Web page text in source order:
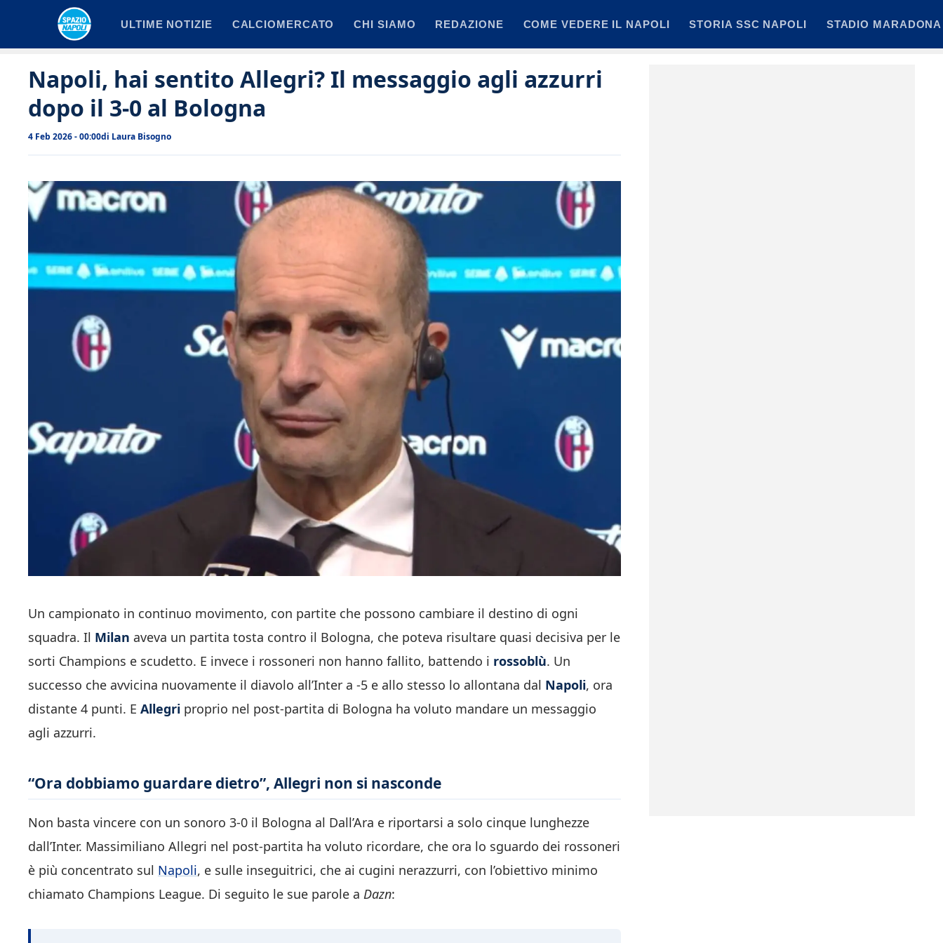
ULTIME NOTIZIE CALCIOMERCATO CHI SIAMO REDAZIONE COME VEDERE IL NAPOLI STORIA SSC NAPOLI STADIO MARADONA
Napoli, hai sentito Allegri? Il messaggio agli azzurri
dopo il 3-0 al Bologna
4 Feb 2026 - 00:00di Laura Bisogno
Un campionato in continuo movimento, con partite che possono cambiare il destino di ogni
squadra. Il Milan aveva un partita tosta contro il Bologna, che poteva risultare quasi decisiva per le
sorti Champions e scudetto. E invece i rossoneri non hanno fallito, battendo i rossoblù. Un
successo che avvicina nuovamente il diavolo all’Inter a -5 e allo stesso lo allontana dal Napoli, ora
distante 4 punti. E Allegri proprio nel post-partita di Bologna ha voluto mandare un messaggio
agli azzurri.
“Ora dobbiamo guardare dietro”, Allegri non si nasconde
Non basta vincere con un sonoro 3-0 il Bologna al Dall’Ara e riportarsi a solo cinque lunghezze
dall’Inter. Massimiliano Allegri nel post-partita ha voluto ricordare, che ora lo sguardo dei rossoneri
è più concentrato sul Napoli, e sulle inseguitrici, che ai cugini nerazzurri, con l’obiettivo minimo
chiamato Champions League. Di seguito le sue parole a Dazn: